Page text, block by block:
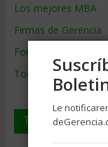
Los mejores MBA
Firmas de Gerencia
Formación de
Todos los Temas
Temas de
Le